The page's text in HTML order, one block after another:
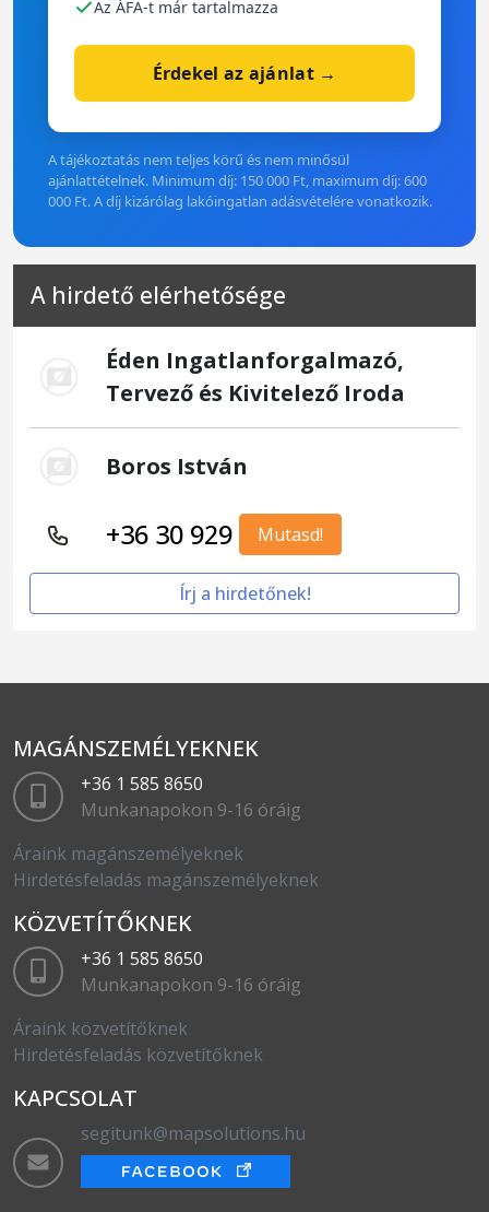
Az ÁFA-t már tartalmazza
Érdekel az ajánlat →
A tájékoztatás nem teljes körű és nem minősül
ajánlattételnek. Minimum díj: 150 000 Ft, maximum díj: 600
000 Ft. A díj kizárólag lakóingatlan adásvételére vonatkozik.
A hirdető elérhetősége
Éden Ingatlanforgalmazó,
Tervező és Kivitelező Iroda
Boros István
+36 30 929 Mutasd!
Írj a hirdetőnek!
MAGÁNSZEMÉLYEKNEK
+36 1 585 8650
Munkanapokon 9-16 óráig
Áraink magánszemélyeknek
Hirdetésfeladás magánszemélyeknek
KÖZVETÍTŐKNEK
+36 1 585 8650
Munkanapokon 9-16 óráig
Áraink közvetítőknek
Hirdetésfeladás közvetítőknek
KAPCSOLAT
segitunk@mapsolutions.hu